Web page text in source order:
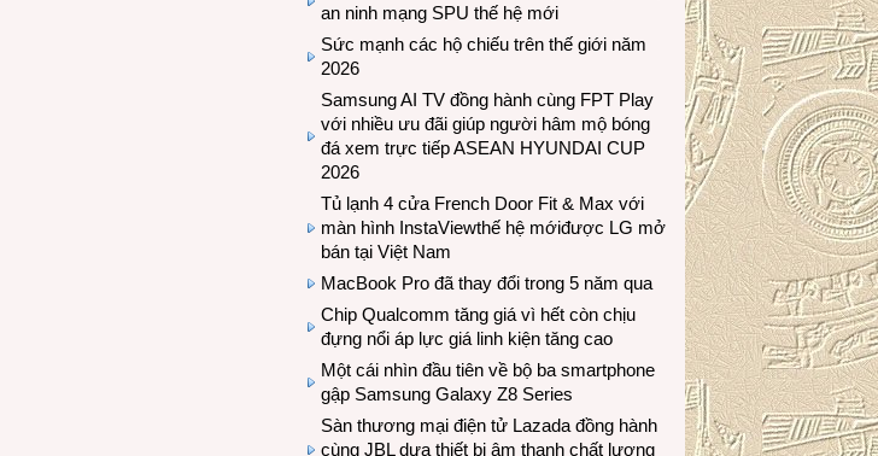
an ninh mạng SPU thế hệ mới
Sức mạnh các hộ chiếu trên thế giới năm
2026
Samsung AI TV đồng hành cùng FPT Play
với nhiều ưu đãi giúp người hâm mộ bóng
đá xem trực tiếp ASEAN HYUNDAI CUP
2026
Tủ lạnh 4 cửa French Door Fit & Max với
màn hình InstaViewthế hệ mớiđược LG mở
bán tại Việt Nam
MacBook Pro đã thay đổi trong 5 năm qua
Chip Qualcomm tăng giá vì hết còn chịu
đựng nổi áp lực giá linh kiện tăng cao
Một cái nhìn đầu tiên về bộ ba smartphone
gập Samsung Galaxy Z8 Series
Sàn thương mại điện tử Lazada đồng hành
cùng JBL dưa thiết bị âm thanh chất lượng